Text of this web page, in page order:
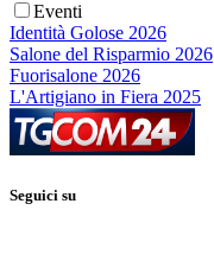
Eventi
Identità Golose 2026
Salone del Risparmio 2026
Fuorisalone 2026
L'Artigiano in Fiera 2025
Seguici su